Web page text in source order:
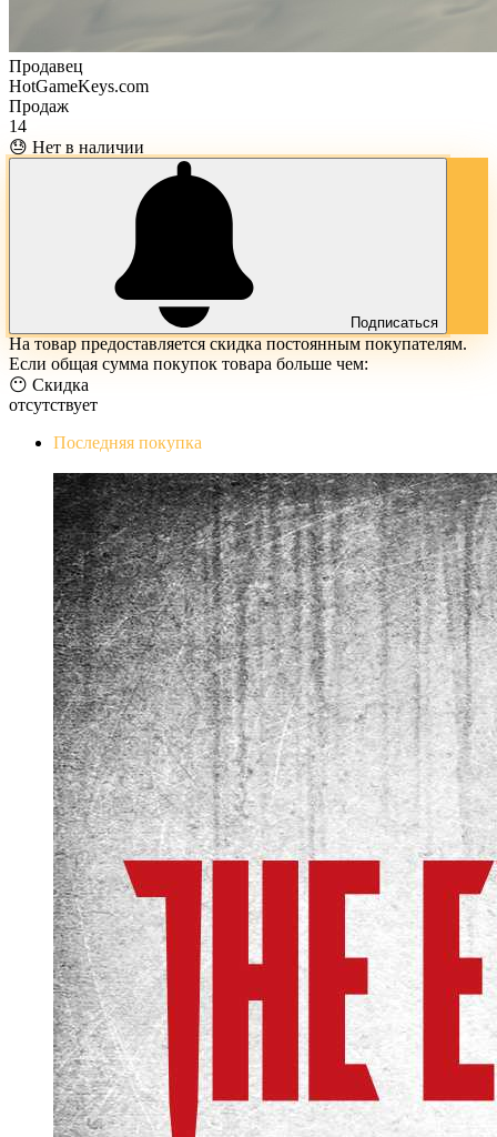
Продавец
HotGameKeys.com
Продаж
14
😓 Нет в наличии
Подписаться
На товар предоставляется скидка постоянным покупателям.
Если общая сумма покупок товара больше чем:
😶 Скидка
отсутствует
Последняя покупка